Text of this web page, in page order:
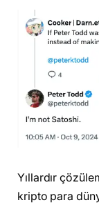
Yıllardır
kripto para